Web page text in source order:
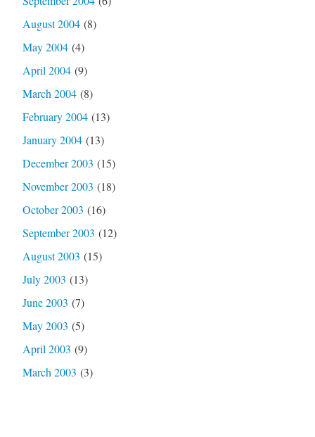
August 2004(8)
May 2004(4)
April 2004(9)
March 2004(8)
February 2004(13)
January 2004(13)
December 2003 (15)
November 2003 (18)
October 2003 (16)
September 2003 (12)
August 2003 (15)
July 2003 (13)
June 2003 (7)
May 2003 (5)
April 2003 (9)
March 2003 (3)